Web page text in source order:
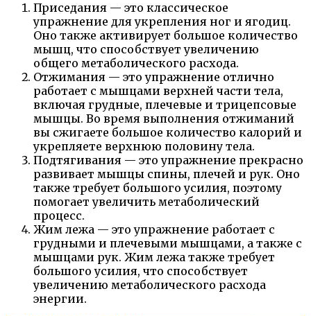
Приседания — это классическое
упражнение для укрепления ног и ягодиц.
Оно также активирует большое количество
мышц, что способствует увеличению
общего метаболического расхода.
Отжимания — это упражнение отлично
работает с мышцами верхней части тела,
включая грудные, плечевые и трицепсовые
мышцы. Во время выполнения отжиманий
вы сжигаете большое количество калорий и
укрепляете верхнюю половину тела.
Подтягивания — это упражнение прекрасно
развивает мышцы спины, плечей и рук. Оно
также требует большого усилия, поэтому
помогает увеличить метаболический
процесс.
Жим лежа — это упражнение работает с
грудными и плечевыми мышцами, а также с
мышцами рук. Жим лежа также требует
большого усилия, что способствует
увеличению метаболического расхода
энергии.